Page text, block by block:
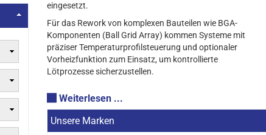
eingesetzt.
Für das Rework von komplexen Bauteilen wie BGA-
Komponenten (Ball Grid Array) kommen Systeme mit
präziser Temperaturprofilsteuerung und optionaler
Vorheizfunktion zum Einsatz, um kontrollierte
Lötprozesse sicherzustellen.
Weiterlesen ...
Unsere Marken